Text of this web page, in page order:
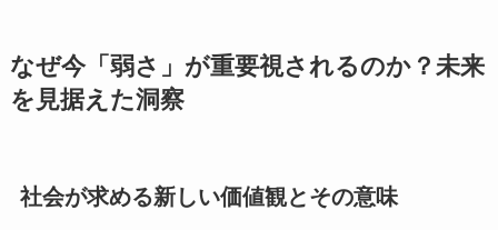
なぜ今「弱さ」が重要視されるのか？未来
を見据えた洞察
社会が求める新しい価値観とその意味